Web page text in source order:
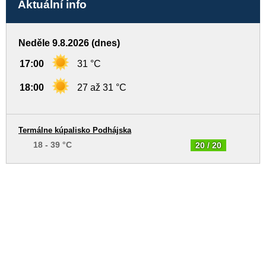
Aktuální info
Neděle 9.8.2026 (dnes)
17:00 31 °C
18:00 27 až 31 °C
20 / 20
Termálne kúpalisko Podhájska
18 - 39 °C